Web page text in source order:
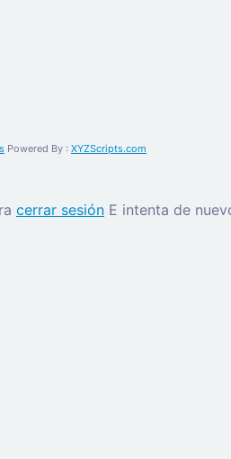
Powered By : XYZScripts.com
cerrar sesión E intenta de